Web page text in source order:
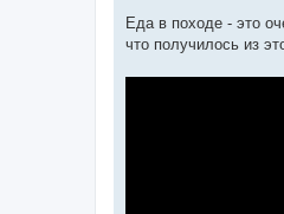
в
д
м
Еда в походе - это
что получилось из